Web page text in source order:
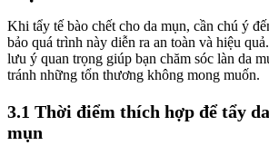
Khi tẩy tế bào chết cho da mụn, cần chú ý
bảo quá trình này diễn ra an toàn và hiệu
lưu ý quan trọng giúp bạn chăm sóc làn da
tránh những tổn thương không mong muốn.
3.1 Thời điểm thích hợp để tẩy
mụn